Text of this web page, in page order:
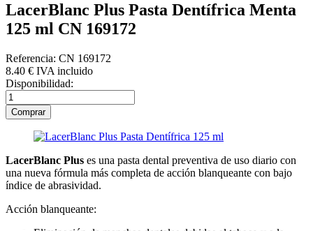
LacerBlanc Plus Pasta Dentífrica Menta
125 ml CN 169172
Referencia: CN 169172
8.40 € IVA incluido
Disponibilidad:
LacerBlanc Plus es una pasta dental preventiva de uso diario con
una nueva fórmula más completa de acción blanqueante con bajo
índice de abrasividad.
Acción blanqueante: